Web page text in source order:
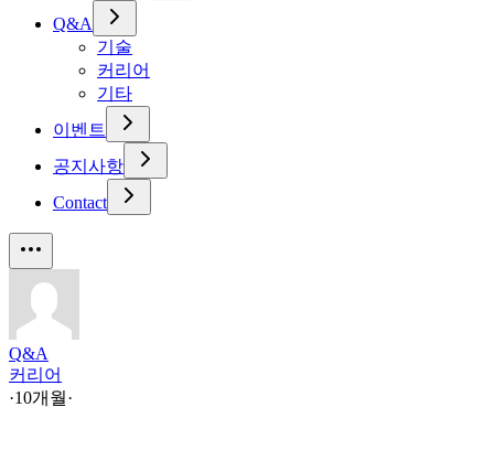
Q&A
기술
커리어
기타
이벤트
공지사항
Contact
Q&A
커리어
·10개월·